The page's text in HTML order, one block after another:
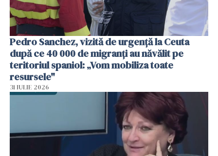
Pedro Sanchez, vizită de urgență la Ceuta
după ce 40 000 de migranți au năvălit pe
teritoriul spaniol: „Vom mobiliza toate
resursele"
31 IULIE 2026